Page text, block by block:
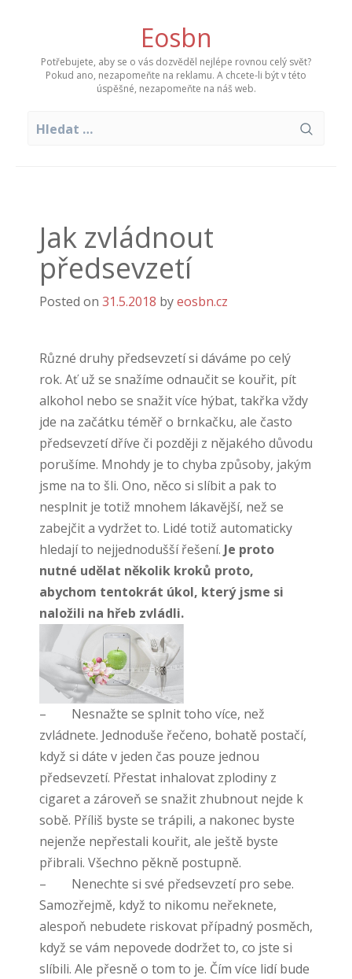
Eosbn
Potřebujete, aby se o vás dozvěděl nejlépe rovnou celý svět?
Pokud ano, nezapomeňte na reklamu. A chcete-li být v této
úspěšné, nezapomeňte na náš web.
Jak zvládnout
předsevzetí
Posted on 31.5.2018 byeosbn.cz
Různé druhy předsevzetí si dáváme po celý
rok. Ať už se snažíme odnaučit se kouřit, pít
alkohol nebo se snažit více hýbat, takřka vždy
jde na začátku téměř o brnkačku, ale často
předsevzetí dříve či později z nějakého důvodu
porušíme. Mnohdy je to chyba způsoby, jakým
jsme na to šli. Ono, něco si slíbit a pak to
nesplnit je totiž mnohem lákavější, než se
zabejčit a vydržet to. Lidé totiž automaticky
hledají to nejjednodušší řešení. Je proto
nutné udělat několik kroků proto,
abychom tentokrát úkol, který jsme si
naložili na hřeb zvládli.
– Nesnažte se splnit toho více, než
zvládnete. Jednoduše řečeno, bohatě postačí,
když si dáte v jeden čas pouze jednou
předsevzetí. Přestat inhalovat zplodiny z
cigaret a zároveň se snažit zhubnout nejde k
sobě. Příliš byste se trápili, a nakonec byste
nejenže nepřestali kouřit, ale ještě byste
přibrali. Všechno pěkně postupně.
– Nenechte si své předsevzetí pro sebe.
Samozřejmě, když to nikomu neřeknete,
alespoň nebudete riskovat případný posměch,
když se vám nepovede dodržet to, co jste si
slíbili. Ale přesně o tom to je. Čím více lidí bude